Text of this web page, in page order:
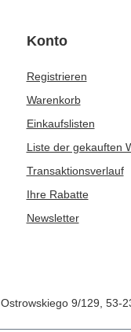
Konto
Registrieren
Warenkorb
Einkaufslisten
Liste der gekauften
Transaktionsverlauf
Ihre Rabatte
Newsletter
Ostrowskiego 9/129 53-